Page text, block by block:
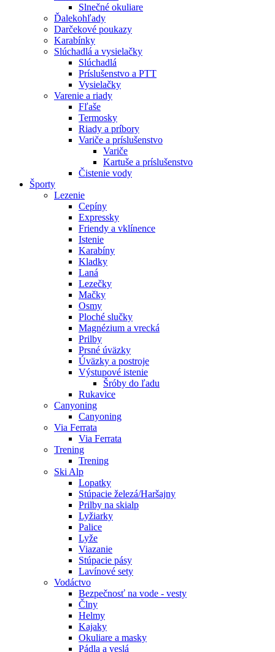
Slnečné okuliare
Ďalekohľady
Darčekové poukazy
Karabínky
Slúchadlá a vysielačky
Slúchadlá
Príslušenstvo a PTT
Vysielačky
Varenie a riady
Fľaše
Termosky
Riady a príbory
Variče a príslušenstvo
Variče
Kartuše a príslušenstvo
Čistenie vody
Športy
Lezenie
Cepíny
Expressky
Friendy a vklínence
Istenie
Karabíny
Kladky
Laná
Lezečky
Mačky
Osmy
Ploché slučky
Magnézium a vrecká
Prilby
Prsné úväzky
Úväzky a postroje
Výstupové istenie
Šróby do ľadu
Rukavice
Canyoning
Canyoning
Via Ferrata
Via Ferrata
Trening
Trening
Ski Alp
Lopatky
Stúpacie železá/Haršajny
Prilby na skialp
Lyžiarky
Palice
Lyže
Viazanie
Stúpacie pásy
Lavínové sety
Vodáctvo
Bezpečnosť na vode - vesty
Člny
Helmy
Kajaky
Okuliare a masky
Pádla a veslá